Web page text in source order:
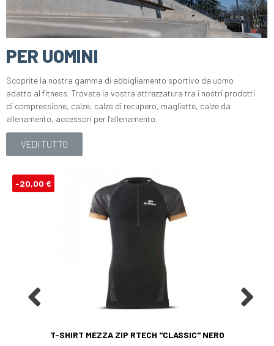
PER UOMINI
Scoprite la nostra gamma di abbigliamento sportivo da uomo
adatto al fitness. Trovate la vostra attrezzatura tra i nostri prodotti
di compressione, calze, calze di recupero, magliette, calze da
allenamento, accessori per l'allenamento.
VEDI TUTTO
Aperçu rapide
-20,00 €
T-SHIRT MEZZA ZIP RTECH "CLASSIC" NERO